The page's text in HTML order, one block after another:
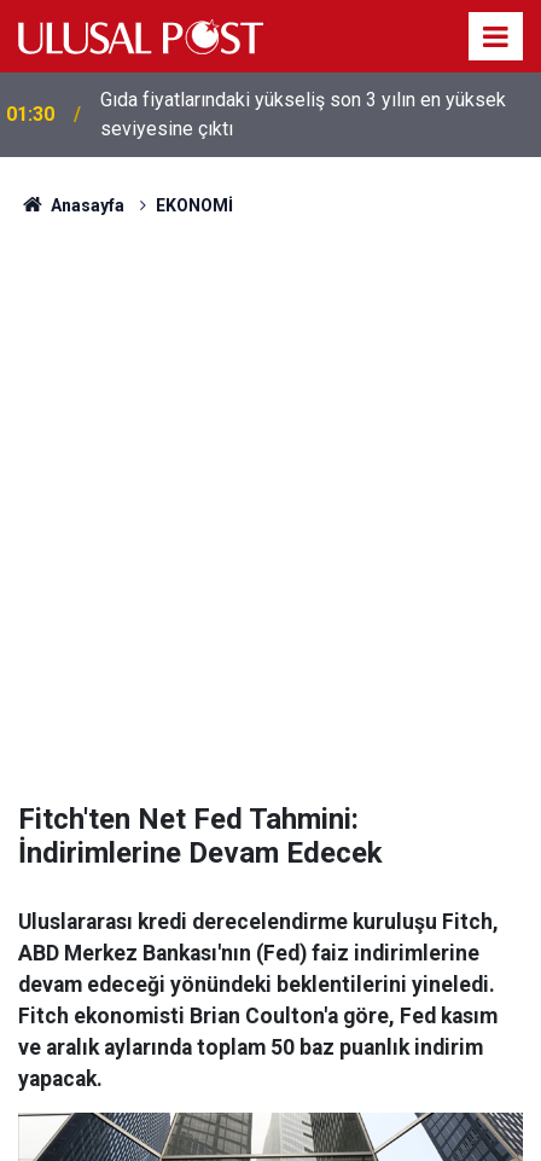
01:26
Galatasaray'dan sekiz kişi hakkında savcılığa suç
duyurusu
Anasayfa EKONOMİ
Fitch'ten Net Fed Tahmini:
İndirimlerine Devam Edecek
Uluslararası kredi derecelendirme kuruluşu Fitch,
ABD Merkez Bankası'nın (Fed) faiz indirimlerine
devam edeceği yönündeki beklentilerini yineledi.
Fitch ekonomisti Brian Coulton'a göre, Fed kasım
ve aralık aylarında toplam 50 baz puanlık indirim
yapacak.